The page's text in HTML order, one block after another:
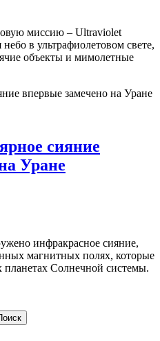
миссию – Ultraviolet
в ультрафиолетовом свете,
объекты и мимолетные
сияние
Уране
инфракрасное сияние,
магнитных полях, которые
Солнечной системы.